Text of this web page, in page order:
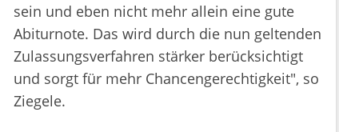
sein und eben nicht mehr allein eine gute
Abiturnote. Das wird durch die nun geltenden
Zulassungsverfahren stärker berücksichtigt
und sorgt für mehr Chancengerechtigkeit", so
Ziegele.